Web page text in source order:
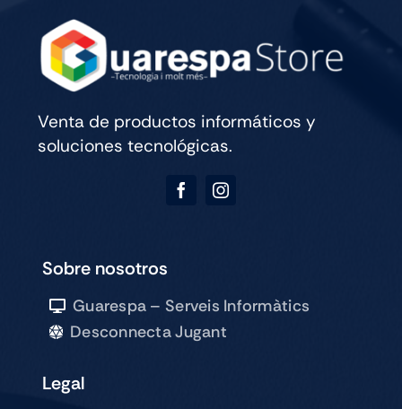
Venta de productos informáticos y
soluciones tecnológicas.
Sobre nosotros
Guarespa – Serveis Informàtics
Desconnecta Jugant
Legal